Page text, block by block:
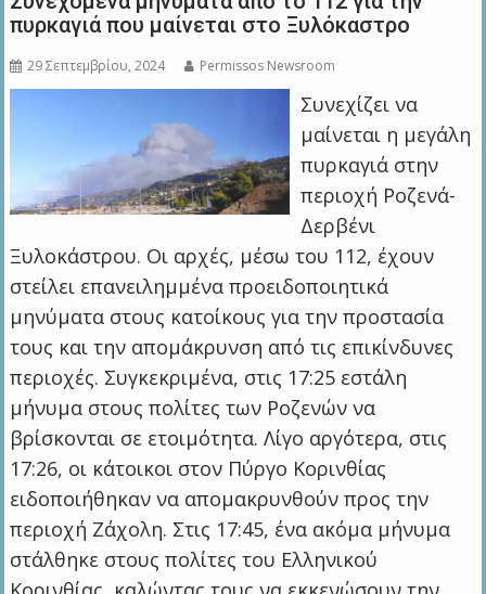
πυρκαγιά που μαίνεται στο Ξυλόκαστρο
29 Σεπτεμβρίου, 2024 Permissos Newsroom
Συνεχίζει να
μαίνεται η μεγάλη
πυρκαγιά στην
περιοχή Ροζενά-
Δερβένι
Ξυλοκάστρου. Οι αρχές, μέσω του 112, έχουν
στείλει επανειλημμένα προειδοποιητικά
μηνύματα στους κατοίκους για την προστασία
τους και την απομάκρυνση από τις επικίνδυνες
περιοχές. Συγκεκριμένα, στις 17:25 εστάλη
μήνυμα στους πολίτες των Ροζενών να
βρίσκονται σε ετοιμότητα. Λίγο αργότερα, στις
17:26, οι κάτοικοι στον Πύργο Κορινθίας
ειδοποιήθηκαν να απομακρυνθούν προς την
περιοχή Ζάχολη. Στις 17:45, ένα ακόμα μήνυμα
στάλθηκε στους πολίτες του Ελληνικού